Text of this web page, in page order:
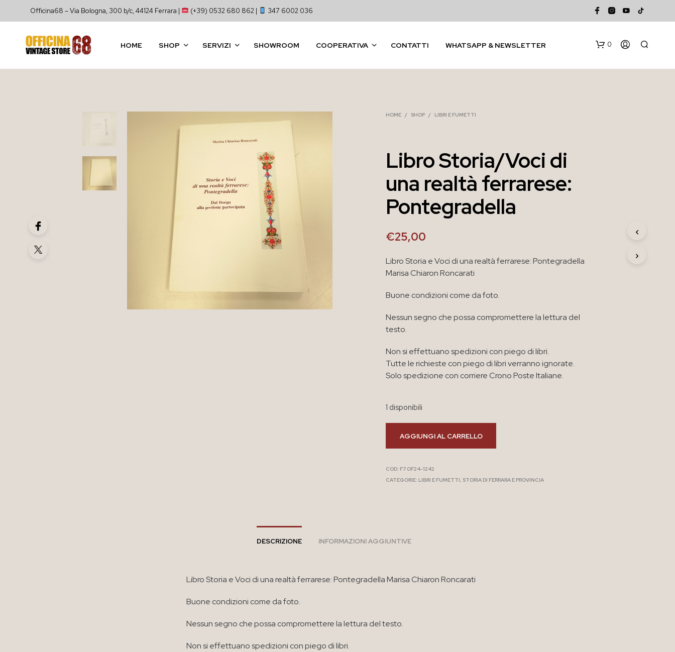
Officina68 – Via Bologna, 300 b/c, 44124 Ferrara | (+39) 0532 680 862 | 347 6002 036
HOME SHOP SERVIZI SHOWROOM COOPERATIVA CONTATTI WHATSAPP & NEWSLETTER 0
HOME / SHOP / LIBRI E FUMETTI
Libro Storia/Voci di
una realtà ferrarese:
Pontegradella
€25,00
Libro Storia e Voci di una realtà ferrarese: Pontegradella
Marisa Chiaron Roncarati
Buone condizioni come da foto.
Nessun segno che possa compromettere la lettura del
testo.
Non si effettuano spedizioni con piego di libri.
Tutte le richieste con piego di libri verranno ignorate.
Solo spedizione con corriere Crono Poste Italiane.
1 disponibili
AGGIUNGI AL CARRELLO
COD: F7 OF24-1242
CATEGORIE: LIBRI E FUMETTI, STORIA DI FERRARA E PROVINCIA
DESCRIZIONE INFORMAZIONI AGGIUNTIVE
Libro Storia e Voci di una realtà ferrarese: Pontegradella Marisa Chiaron Roncarati
Buone condizioni come da foto.
Nessun segno che possa compromettere la lettura del testo.
Non si effettuano spedizioni con piego di libri.